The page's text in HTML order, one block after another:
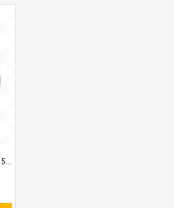
KNC Kepenkli 4 Ayaklı Torna Aynası 315x4